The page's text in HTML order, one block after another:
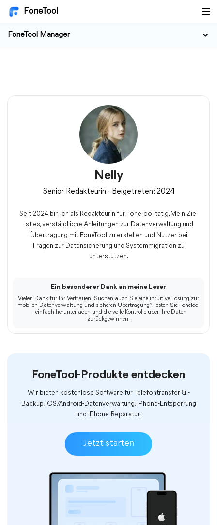
FoneTool
FoneTool Manager
Nelly
Senior Redakteurin · Beigetreten: 2024
Seit 2024 bin ich als Redakteurin für FoneTool tätig. Mein Ziel
ist es, verständliche Anleitungen zur Datenverwaltung und
Übertragung mit FoneTool zu erstellen und Nutzer bei
Fragen zur Datensicherung und Systemmigration zu
unterstützen.
Ein besonderer Dank an meine Leser
Vielen Dank für Ihr Vertrauen! Suchen auch Sie eine intuitive Lösung zur
mobilen Datenverwaltung und sicheren Übertragung? Testen Sie FoneTool
– einfach herunterladen und die volle Kontrolle über Ihre Daten
zurückgewinnen.
FoneTool-Produkte entdecken
Wir bieten kostenlose Software für Telefontransfer & -
Backup, iOS/Android-Datenverwaltung, iPhone-Entsperrung
und iPhone-Reparatur.
Jetzt starten